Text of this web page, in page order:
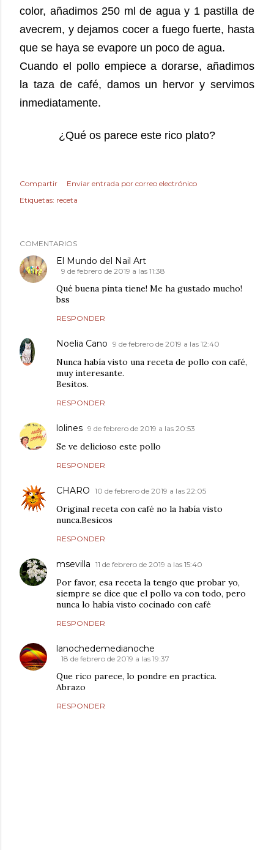
color, añadimos 250 ml de agua y 1 pastilla de
avecrem, y dejamos cocer a fuego fuerte, hasta
que se haya se evapore un poco de agua.
Cuando el pollo empiece a dorarse, añadimos
la taza de café, damos un hervor y servimos
inmediatamente.
¿Qué os parece este rico plato?
Compartir
Enviar entrada por correo electrónico
Etiquetas: receta
COMENTARIOS
El Mundo del Nail Art
9 de febrero de 2019 a las 11:38
Qué buena pinta tiene! Me ha gustado mucho!
bss
RESPONDER
Noelia Cano 9 de febrero de 2019 a las 12:40
Nunca había visto una receta de pollo con café,
muy interesante.
Besitos.
RESPONDER
lolines 9 de febrero de 2019 a las 20:53
Se ve delicioso este pollo
RESPONDER
CHARO 10 de febrero de 2019 a las 22:05
Original receta con café no la había visto
nunca.Besicos
RESPONDER
msevilla 11 de febrero de 2019 a las 15:40
Por favor, esa receta la tengo que probar yo,
siempre se dice que el pollo va con todo, pero
nunca lo había visto cocinado con café
RESPONDER
lanochedemedianoche
18 de febrero de 2019 a las 19:37
Que rico parece, lo pondre en practica.
Abrazo
RESPONDER